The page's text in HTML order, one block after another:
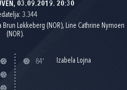
03.09.2019. 20:30
3.344
Løkkeberg (NOR), Line Cathrine Nymoen
(NOR).
84' Izabela Lojna